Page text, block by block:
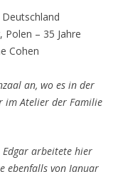
– 35 Jahre
Cohen
an, wo es in der
im Atelier der Familie
Edgar arbeitete hier
ebenfalls von Januar